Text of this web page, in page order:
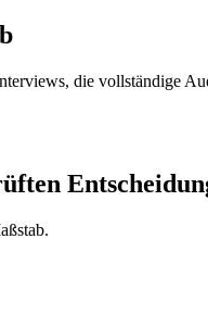
die vollständige